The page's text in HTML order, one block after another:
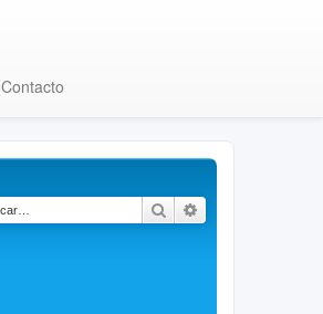
Contacto
Buscar